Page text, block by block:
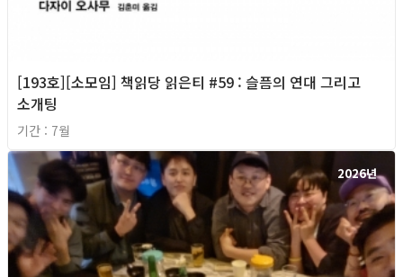
[193호][소모임] 책읽당 읽은티 #59 : 슬픔의 연대 그리고
소개팅
기간 : 7월
2026년